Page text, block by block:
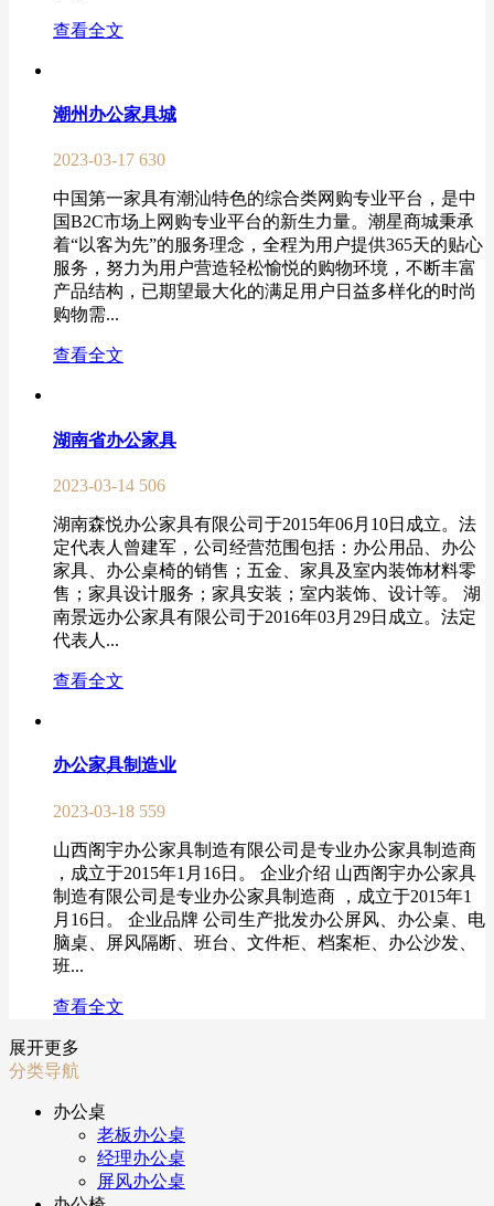
查看全文
潮州办公家具城
2023-03-17 630
中国第一家具有潮汕特色的综合类网购专业平台，是中
国B2C市场上网购专业平台的新生力量。潮星商城秉承
着“以客为先”的服务理念，全程为用户提供365天的贴心
服务，努力为用户营造轻松愉悦的购物环境，不断丰富
产品结构，已期望最大化的满足用户日益多样化的时尚
购物需...
查看全文
湖南省办公家具
2023-03-14 506
湖南森悦办公家具有限公司于2015年06月10日成立。法
定代表人曾建军，公司经营范围包括：办公用品、办公
家具、办公桌椅的销售；五金、家具及室内装饰材料零
售；家具设计服务；家具安装；室内装饰、设计等。 湖
南景远办公家具有限公司于2016年03月29日成立。法定
代表人...
查看全文
办公家具制造业
2023-03-18 559
山西阁宇办公家具制造有限公司是专业办公家具制造商
，成立于2015年1月16日。 企业介绍 山西阁宇办公家具
制造有限公司是专业办公家具制造商 ，成立于2015年1
月16日。 企业品牌 公司生产批发办公屏风、办公桌、电
脑桌、屏风隔断、班台、文件柜、档案柜、办公沙发、
班...
查看全文
展开更多
分类导航
办公桌
老板办公桌
经理办公桌
屏风办公桌